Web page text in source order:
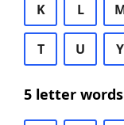
K L
T U Y
5 letter